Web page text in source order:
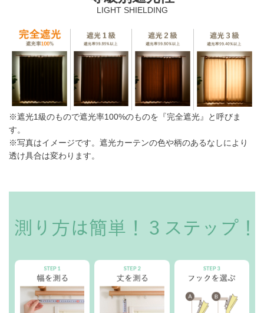
LIGHT SHIELDING
※遮光1級のもので遮光率100%のものを『完全遮光』と呼びま
す。
※写真はイメージです。遮光カーテンの色や柄のあるなしにより
透け具合は変わります。